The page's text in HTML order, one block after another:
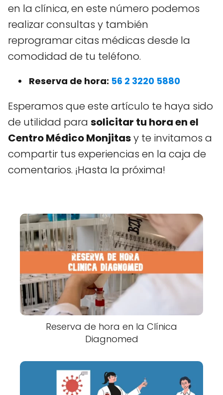
en la clínica, en este número podemos
realizar consultas y también
reprogramar citas médicas desde la
comodidad de tu teléfono.
Reserva de hora: 56 2 3220 5880
Esperamos que este artículo te haya sido
de utilidad para solicitar tu hora en el
Centro Médico Monjitasy te invitamos a
compartir tus experiencias en la caja de
comentarios. ¡Hasta la próxima!
Reserva de hora en la Clínica
Diagnomed